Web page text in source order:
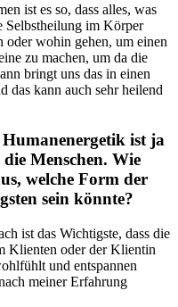
ist es so, dass alles, was
Selbstheilung im Körper
wohin gehen, um einen
zu machen, um da die
bringt uns das in einen
das kann auch sehr heilend
ist ja
Menschen. Wie
welche Form der
sein könnte?
ist das Wichtigste, dass die
Klienten oder der Klientin
und entspannen
meiner Erfahrung